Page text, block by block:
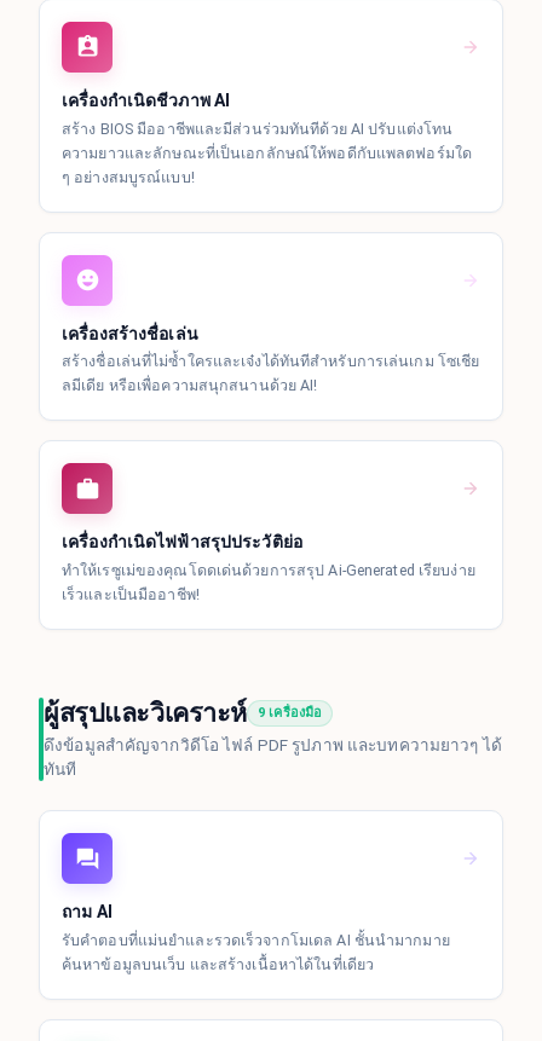
เครื่องกำเนิดชีวภาพ AI
สร้าง BIOS มืออาชีพและมีส่วนร่วมทันทีด้วย AI ปรับแต่งโทน
ความยาวและลักษณะที่เป็นเอกลักษณ์ให้พอดีกับแพลตฟอร์มใด
ๆ อย่างสมบูรณ์แบบ!
เครื่องสร้างชื่อเล่น
สร้างชื่อเล่นที่ไม่ซ้ำใครและเจ๋งได้ทันทีสำหรับการเล่นเกม โซเชีย
ลมีเดีย หรือเพื่อความสนุกสนานด้วย AI!
เครื่องกำเนิดไฟฟ้าสรุปประวัติย่อ
ทำให้เรซูเม่ของคุณโดดเด่นด้วยการสรุป Ai-Generated เรียบง่าย
เร็วและเป็นมืออาชีพ!
ผู้สรุปและวิเคราะห์ 9 เครื่องมือ
ดึงข้อมูลสำคัญจากวิดีโอ ไฟล์ PDF รูปภาพ และบทความยาวๆ ได้
ทันที
ถาม AI
รับคำตอบที่แม่นยำและรวดเร็วจากโมเดล AI ชั้นนำมากมาย
ค้นหาข้อมูลบนเว็บ และสร้างเนื้อหาได้ในที่เดียว